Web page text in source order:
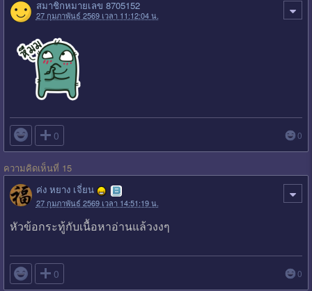
สมาชิกหมายเลข 8705152
27 กุมภาพันธ์ 2569 เวลา 11:12:04 น.
 0 0
ความคิดเห็นที่ 15
ค่ง หยาง เจี่ยน
27 กุมภาพันธ์ 2569 เวลา 14:51:19 น.
หัวข้อกระทู้กับเนื้อหาอ่านแล้วงงๆ
 0 0